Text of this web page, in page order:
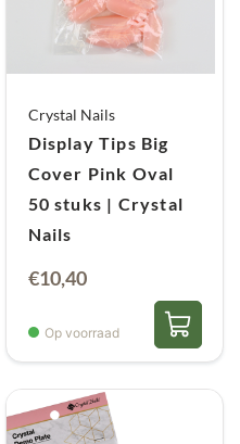
Crystal Nails
Display Tips Big
Cover Pink Oval
50 stuks | Crystal
Nails
€10,40
Op voorraad